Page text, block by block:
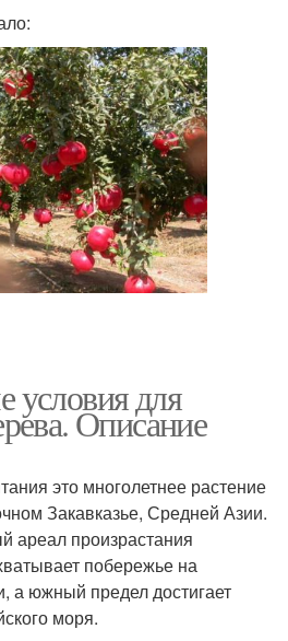
условия для
Описание
это многолетнее растение
Закавказье, Средней Азии.
ареал произрастания
побережье на
а южный предел достигает
моря.